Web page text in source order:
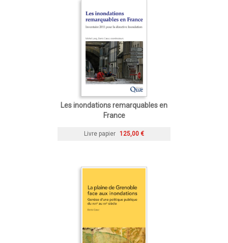
Les inondations remarquables en
France
Livre papier 125,00 €